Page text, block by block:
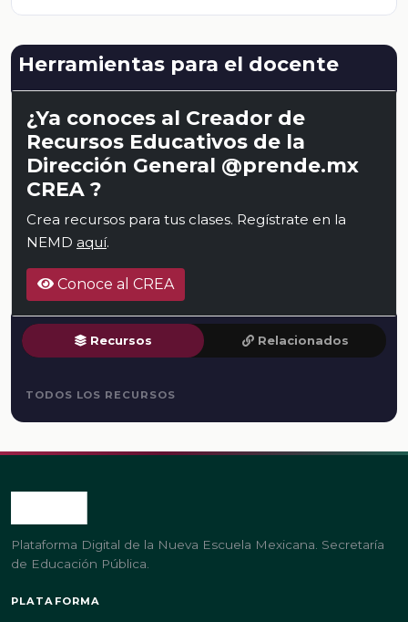
Herramientas para el docente
¿Ya conoces al Creador de
Recursos Educativos de la
Dirección General @prende.mx
CREA ?
Crea recursos para tus clases. Regístrate en la
NEMD aquí.
Conoce al CREA
Recursos Relacionados
TODOS LOS RECURSOS
Plataforma Digital de la Nueva Escuela Mexicana. Secretaría
de Educación Pública.
PLATAFORMA